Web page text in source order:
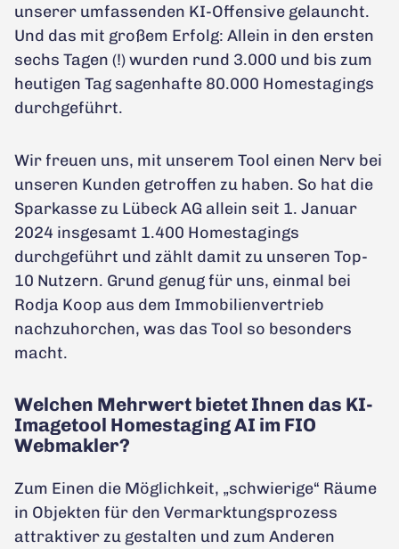
unserer umfassenden KI-Offensive gelauncht.
Und das mit großem Erfolg: Allein in den ersten
sechs Tagen (!) wurden rund 3.000 und bis zum
heutigen Tag sagenhafte 80.000 Homestagings
durchgeführt.
Wir freuen uns, mit unserem Tool einen Nerv bei
unseren Kunden getroffen zu haben. So hat die
Sparkasse zu Lübeck AG allein seit 1. Januar
2024 insgesamt 1.400 Homestagings
durchgeführt und zählt damit zu unseren Top-
10 Nutzern. Grund genug für uns, einmal bei
Rodja Koop aus dem Immobilienvertrieb
nachzuhorchen, was das Tool so besonders
macht.
Welchen Mehrwert bietet Ihnen das KI-
Imagetool Homestaging AI im FIO
Webmakler?
Zum Einen die Möglichkeit, „schwierige“ Räume
in Objekten für den Vermarktungsprozess
attraktiver zu gestalten und zum Anderen